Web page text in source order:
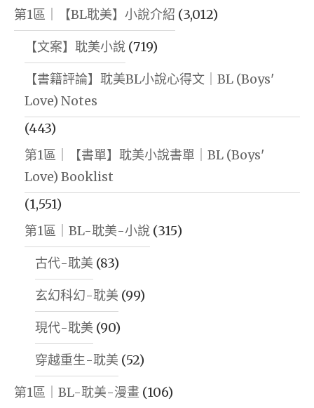
第1區｜【BL耽美】小說介紹 (3,012)
【文案】耽美小說 (719)
【書籍評論】耽美BL小說心得文｜BL (Boys'
Love) Notes
(443)
第1區｜【書單】耽美小說書單｜BL (Boys'
Love) Booklist
(1,551)
第1區｜BL-耽美-小說 (315)
古代-耽美 (83)
玄幻科幻-耽美 (99)
現代-耽美 (90)
穿越重生-耽美 (52)
第1區｜BL-耽美-漫畫 (106)